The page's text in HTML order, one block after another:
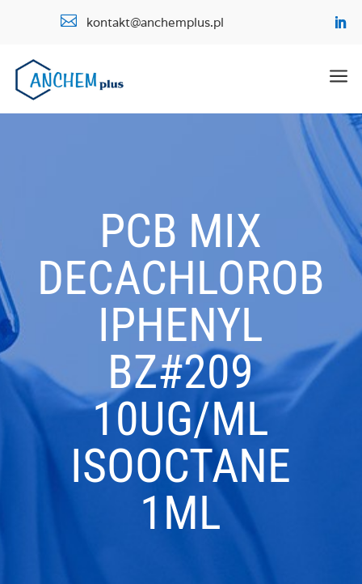
 kontakt@anchemplus.pl
a
PCB MIX
DECACHLOROB
IPHENYL
BZ#209
10UG/ML
ISOOCTANE
1ML